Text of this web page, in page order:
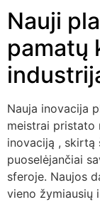
Nauji
pamatų
Nauja inovacija
meistrai pristato
inovaciją , skirtą
puoselėjančiai
sferoje. Naujos
vieno žymiausių